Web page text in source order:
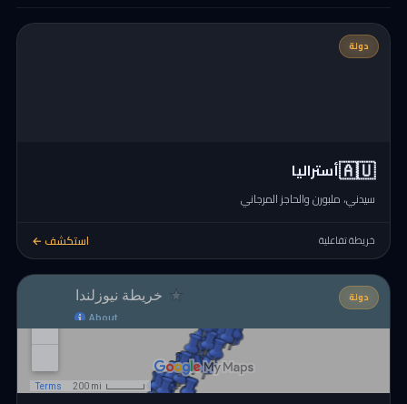
دولة
🇦🇺أستراليا
سيدني، ملبورن والحاجز المرجاني
خريطة تفاعلية استكشف ←
دولة